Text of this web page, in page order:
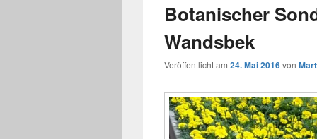
Botanischer
Wandsbek
Veröffentlicht am 24. Mai 2016von